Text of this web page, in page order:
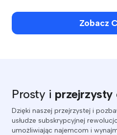
Zobacz
Prosty i przejrzysty
Dzięki naszej przejrzystej i
usłudze subskrypcyjnej
umożliwiając najemcom i